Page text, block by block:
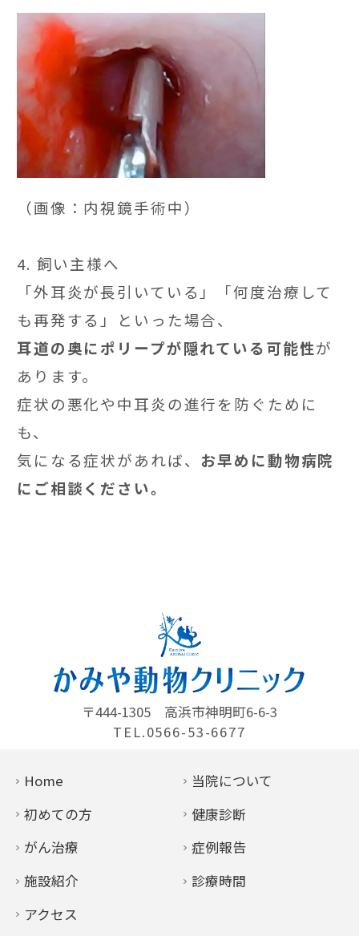
（画像：内視鏡手術中）
4. 飼い主様へ
「外耳炎が長引いている」「何度治療して
も再発する」といった場合、
耳道の奥にポリープが隠れている可能性が
あります。
症状の悪化や中耳炎の進行を防ぐために
も、
気になる症状があれば、 お早めに動物病院
にご相談ください。
〒444-1305
高浜市神明町6-6-3
TEL.0566-53-6677
Home
当院について
初めての方
健康診断
がん治療
症例報告
施設紹介
診療時間
アクセス